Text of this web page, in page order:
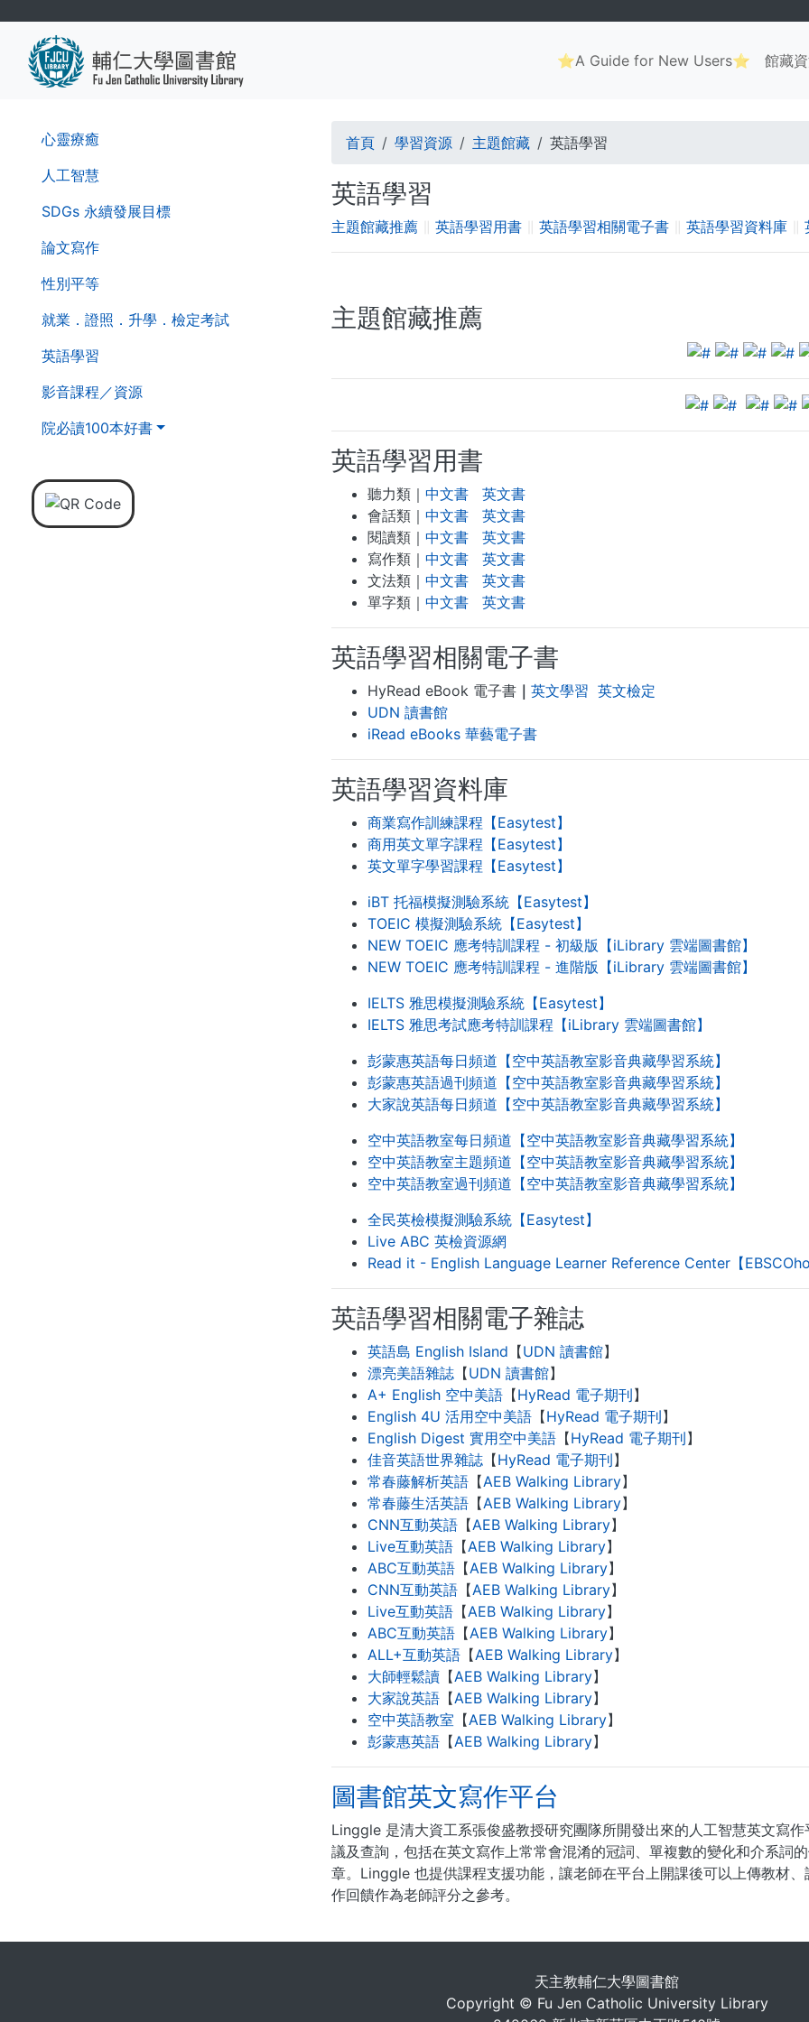
Main
navigation
⭐A Guide for New Users⭐ 館藏
第
二
層
覽
列
心靈療癒
人工智慧
SDGs 永續發展目標
論文寫作
性別平等
就業．證照．升學．檢定考試
英語學習
影音課程／資源
院必讀100本好書
導
航
連
結
首頁 學習資源 主題館藏 英語學習
英語學習
主題館藏推薦∥ 英語學習用書∥ 英語學習相關電子書∥ 英語學習資料庫∥
主題館藏推薦
英語學習用書
聽力類｜ 中文書
英文書
會話類｜ 中文書
英文書
閱讀類｜ 中文書
英文書
寫作類｜ 中文書
英文書
文法類｜ 中文書
英文書
單字類｜ 中文書 英文書
英語學習相關電子書
HyRead eBook 電子書｜ 英文學習 英文檢定
UDN 讀書館
iRead eBooks 華藝電子書
英語學習資料庫
商業寫作訓練課程【Easytest】
商用英文單字課程【Easytest】
英文單字學習課程【Easytest】
iBT 托福模擬測驗系統【Easytest】
TOEIC 模擬測驗系統【Easytest】
NEW TOEIC 應考特訓課程 - 初級版【iLibrary 雲端圖書館】
NEW TOEIC 應考特訓課程 - 進階版【iLibrary 雲端圖書館】
IELTS 雅思模擬測驗系統【Easytest】
IELTS 雅思考試應考特訓課程【iLibrary 雲端圖書館】
彭蒙惠英語每日頻道【空中英語教室影音典藏學習系統】
彭蒙惠英語過刊頻道【空中英語教室影音典藏學習系統】
大家說英語每日頻道【空中英語教室影音典藏學習系統】
空中英語教室每日頻道【空中英語教室影音典藏學習系統】
空中英語教室主題頻道【空中英語教室影音典藏學習系統】
空中英語教室過刊頻道【空中英語教室影音典藏學習系統】
全民英檢模擬測驗系統【Easytest】
Live ABC 英檢資源網
Read it - English Language Learner Reference Center【
英語學習相關電子雜誌
英語島 English Island 【UDN 讀書館】
漂亮美語雜誌【UDN 讀書館】
A+ English 空中美語【HyRead 電子期刊】
English 4U 活用空中美語【HyRead 電子期刊】
English Digest 實用空中美語【HyRead 電子期刊】
佳音英語世界雜誌【HyRead 電子期刊】
常春藤解析英語【AEB Walking Library】
常春藤生活英語【AEB Walking Library】
CNN互動英語【AEB Walking Library】
Live互動英語【AEB Walking Library】
ABC互動英語【AEB Walking Library】
CNN互動英語【AEB Walking Library】
Live互動英語【AEB Walking Library】
ABC互動英語【AEB Walking Library】
ALL+互動英語【AEB Walking Library】
大師輕鬆讀【AEB Walking Library】
大家說英語【AEB Walking Library】
空中英語教室 【AEB Walking Library】
彭蒙惠英語【AEB Walking Library】
圖書館英文寫作平台
Linggle 是清大資工系張俊盛教授研究團隊所開發出來的人工智慧英文寫
議及查詢，包括在英文寫作上常常會混淆的冠詞、單複數的變化和介系詞
章。Linggle 也提供課程支援功能，讓老師在平台上開課後可以上傳教材
作回饋作為老師評分之參考。
天主教輔仁大學圖書館
Copyright © Fu Jen Catholic University Library